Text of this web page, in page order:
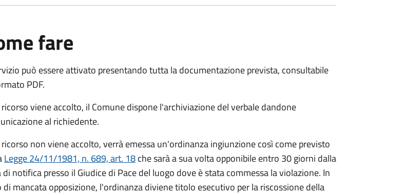
fare
può essere attivato presentando tutta la documentazione prevista, consultabile
PDF.
ricorso viene accolto, il Comune dispone l'archiviazione del verbale dandone
al richiedente.
ricorso non viene accolto, verrà emessa un'ordinanza ingiunzione così come previsto
Legge 24/11/1981, n. 689, art. 18che sarà a sua volta opponibile entro 30 giorni dalla
di notifica presso il Giudice di Pace del luogo dove è stata commessa la violazione. In
di mancata opposizione, l'ordinanza diviene titolo esecutivo per la riscossione della